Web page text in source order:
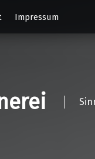
Impressum